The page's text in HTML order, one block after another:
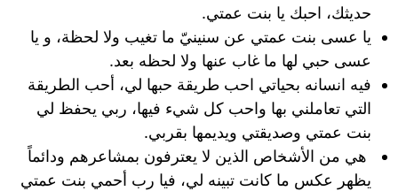
حديثك، احبك يا بنت عمتي.
يا عسى بنت عمتي عن سنينيّ ما تغيب ولا لحظة، و يا
عسى حبي لها ما غاب عنها ولا لحظه بعد.
فيه انسانه بحياتي احب طريقة حبها لي، أحب الطريقة
التي تعاملني بها واحب كل شيء فيها، ربي يحفظ لي
بنت عمتي وصديقتي ويديمها بقربي.
هي من الأشخاص الذين لا يعترفون بمشاعرهم ودائماً
يظهر عكس ما كانت تبينه لي، فيا رب أحمي بنت عمتي